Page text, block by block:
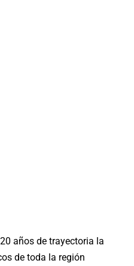
años de trayectoria la
de toda la región